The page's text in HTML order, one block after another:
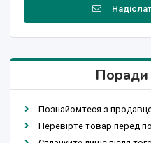
Поради
Познайомтеся з
Перевірте товар перед